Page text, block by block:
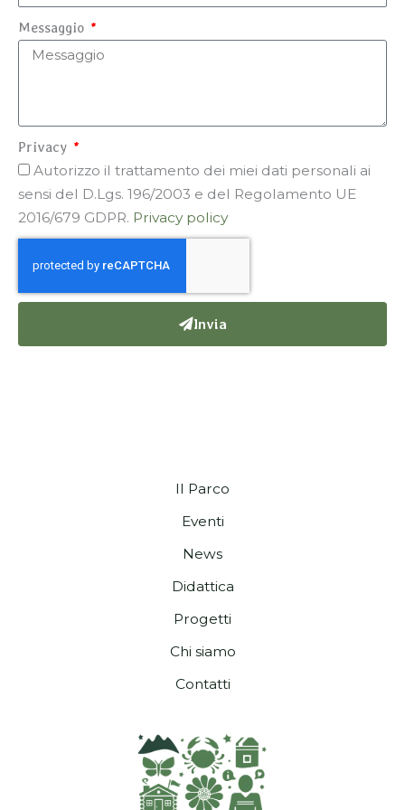
Messaggio
Privacy
Autorizzo il trattamento dei miei dati personali ai
sensi del D.Lgs. 196/2003 e del Regolamento UE
2016/679 GDPR. Privacy policy
Invia
Il Parco
Eventi
News
Didattica
Progetti
Chi siamo
Contatti